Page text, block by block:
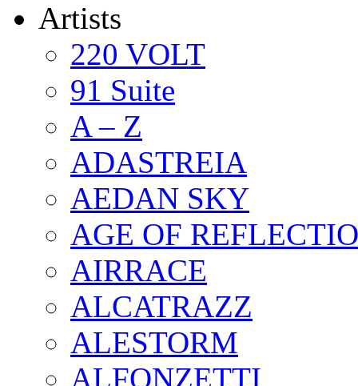
Artists
220 VOLT
91 Suite
A – Z
ADASTREIA
AEDAN SKY
AGE OF
AIRRACE
ALCATRAZZ
ALESTORM
ALFONZETTI